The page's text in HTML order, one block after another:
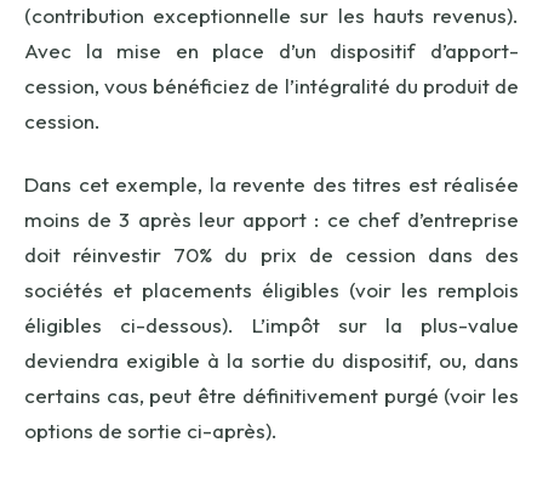
(contribution exceptionnelle sur les hauts revenus).
Avec la mise en place d’un dispositif d’apport-
cession, vous bénéficiez de l’intégralité du produit de
cession.
Dans cet exemple, la revente des titres est réalisée
moins de 3 après leur apport : ce chef d’entreprise
doit réinvestir 70% du prix de cession dans des
sociétés et placements éligibles (voir les remplois
éligibles ci-dessous). L’impôt sur la plus-value
deviendra exigible à la sortie du dispositif, ou, dans
certains cas, peut être définitivement purgé (voir les
options de sortie ci-après).